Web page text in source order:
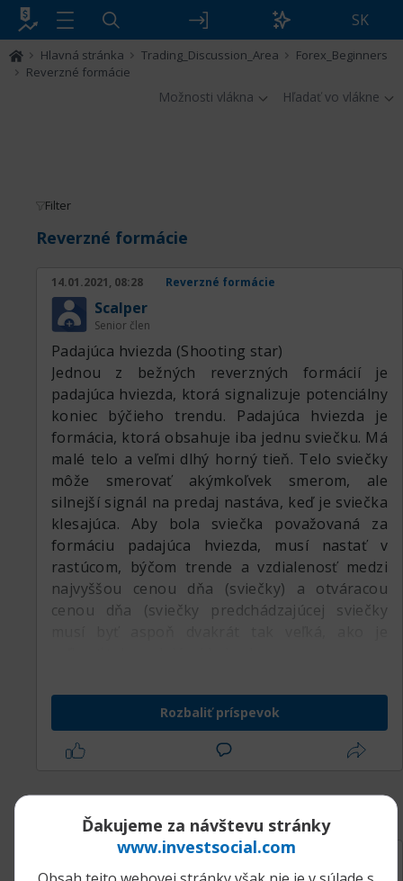
SK
Hlavná stránka Trading_Discussion_Area
Forex_Beginners
Reverzné formácie
Možnosti vlákna Hľadať vo vlákne
Ďakujeme za návštevu stránky
www.investsocial.com
Filter
Reverzné formácie
14.01.2021, 08:28 Reverzné formácie
Scalper
Senior člen
Padajúca hviezda (Shooting star)
Jednou z bežných reverzných formácií je
padajúca hviezda, ktorá signalizuje potenciálny
koniec býčieho trendu. Padajúca hviezda je
formácia, ktorá obsahuje iba jednu sviečku. Má
malé telo a veľmi dlhý horný tieň. Telo sviečky
môže smerovať akýmkoľvek smerom, ale
silnejší signál na predaj nastáva, keď je sviečka
klesajúca. Aby bola sviečka považovaná za
formáciu padajúca hviezda, musí nastať v
rastúcom, býčom trende a vzdialenosť medzi
najvyššou cenou dňa (sviečky) a otváracou
cenou dňa (sviečky predchádzajúcej sviečky
Rozbaliť príspevok
17.12.2020, 07:57 Reverzné formácie